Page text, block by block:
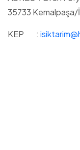
35733 Kemalpaşa/
KEP :